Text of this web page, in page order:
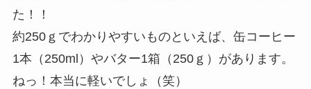
た！！
約250ｇでわかりやすいものといえば、缶コーヒー
1本（250ml）やバター1箱（250ｇ）があります。
ねっ！本当に軽いでしょ（笑）